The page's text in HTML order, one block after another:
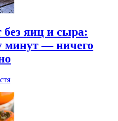
яиц и сыра:
минут — ничего